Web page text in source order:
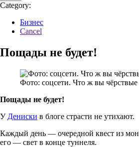
Category:
Бизнес
Cancel
Пощады не будет!
Фото: соцсети. Что ж вы чёрствые
Пощады не будет!
У Дениски в блоге страсти не утихают.
Каждый день — очередной квест из
его — свет в конце туннеля.